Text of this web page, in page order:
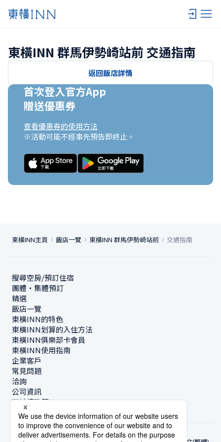
東橫INN 群馬伊勢崎站前 交通指南
返回飯店詳情
首次登入官方App
贈送優惠券
查看優惠券的使用方法
※活動可能不經事先預告即終止。
東橫INN主頁 飯店一覽 東橫INN 群馬伊勢崎站前 交通指南
搜尋空房/預訂住宿
團體・集體預訂
精選
飯店一覽
東橫INN的特色
東橫INN划算的入住方法
東橫INN俱樂部卡會員
東橫INN使用指南
企業客戶
常見問題
洽詢
公司資訊
可持續政策